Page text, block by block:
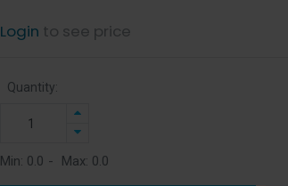
Login to see price
Quantity:
Min: 0.0 - Max: 0.0